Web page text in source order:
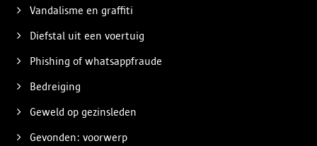
Vandalisme en graffiti
Diefstal uit een voertuig
Phishing of whatsappfraude
Bedreiging
Geweld op gezinsleden
Gevonden: voorwerp